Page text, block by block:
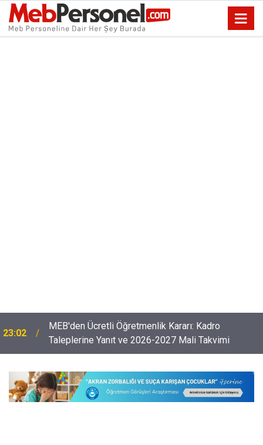
22:32
Öğretmenlerin Özür Grubu İller Arası Muhtemel İl
Emri Atama Tarihleri